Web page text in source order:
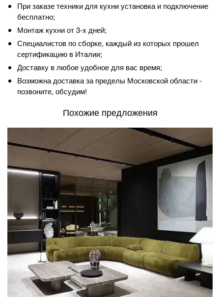
При заказе техники для кухни установка и подключение
бесплатно;
Монтаж кухни от 3-х дней;
Специалистов по сборке, каждый из которых прошел
сертификацию в Италии;
Доставку в любое удобное для вас время;
Возможна доставка за пределы Московской области -
позвоните, обсудим!
Похожие предложения